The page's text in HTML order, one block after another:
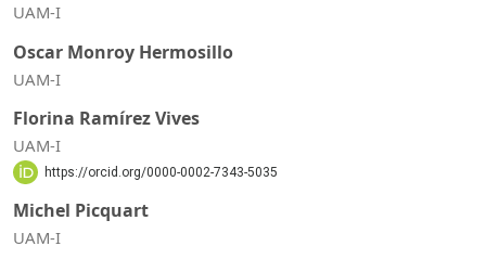
UAM-I
Oscar Monroy Hermosillo
UAM-I
Florina Ramírez Vives
UAM-I
https://orcid.org/0000-0002-7343-5035
Michel Picquart
UAM-I